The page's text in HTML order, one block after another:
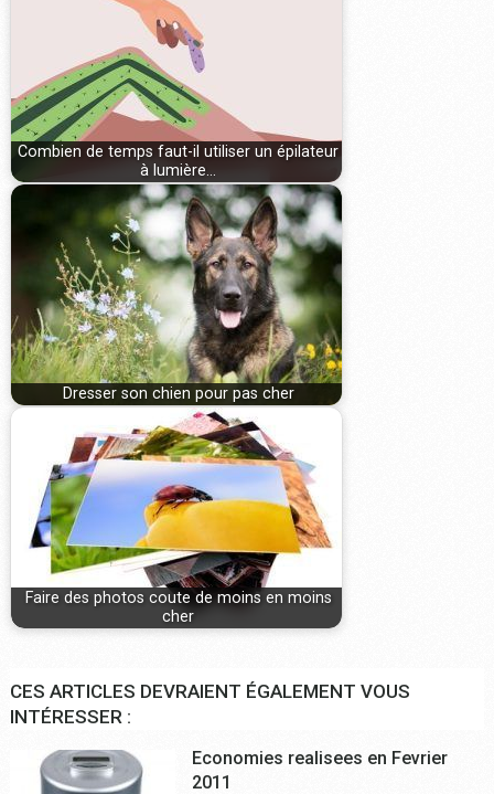
Combien de temps faut-il utiliser un épilateur
à lumière…
Dresser son chien pour pas cher
Faire des photos coute de moins en moins
cher
CES ARTICLES DEVRAIENT ÉGALEMENT VOUS
INTÉRESSER :
Economies realisees en Fevrier
2011